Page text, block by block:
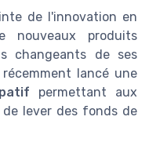
de l'innovation en
nouveaux produits
changeants de ses
lancé une
permettant aux
lever des fonds de